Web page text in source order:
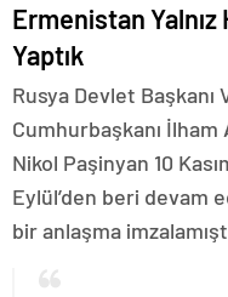
Ermenistan
Yaptık
Rusya Devlet
Cumhurbaşkanı
Nikol Paşinyan 10
Eylül’den beri devam
bir anlaşma